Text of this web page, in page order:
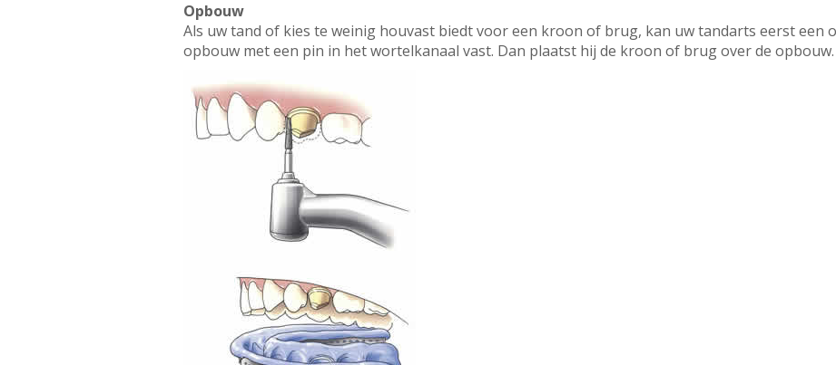
Opbouw
Als uw tand of kies te weinig houvast biedt voor een kroon of brug, kan uw tandarts eerst een
opbouw met een pin in het wortelkanaal vast. Dan plaatst hij de kroon of brug over de opbouw.